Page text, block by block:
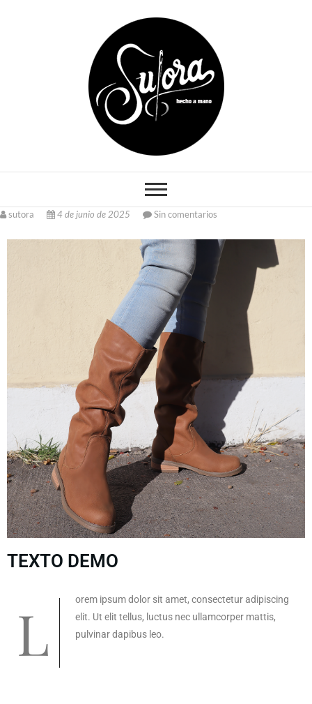
Sutora
sutora 4 de junio de 2025 Sin comentarios
TEXTO DEMO
Lorem ipsum dolor sit amet, consectetur adipiscing
elit. Ut elit tellus, luctus nec ullamcorper mattis,
pulvinar dapibus leo.